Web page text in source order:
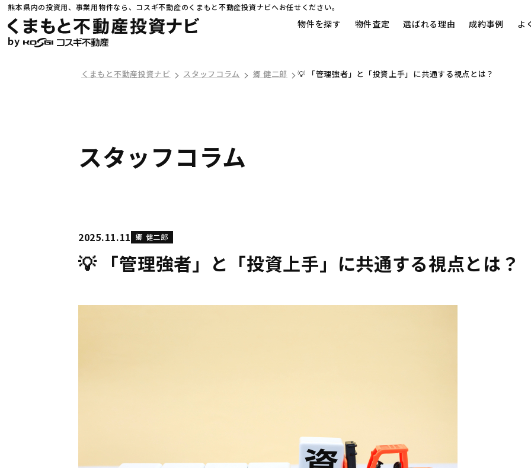
熊本県内の投資用、事業用物件なら、コスギ不動産のくまもと不動産投資ナビへお任せください。
by
物件を探す 物件査定 選ばれる理由 成約事例 よ
くまもと不動産投資ナビ スタッフコラム 郷 健二郎 💡 「管理強者」と「投資上手」に共通する視点とは？
スタッフコラム
2025.11.11 郷 健二郎
💡 「管理強者」と「投資上手」に共通する視点とは？